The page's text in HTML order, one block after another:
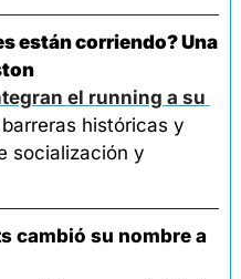
están corriendo? Una
el running a su
históricas y
socialización y
cambió su nombre a